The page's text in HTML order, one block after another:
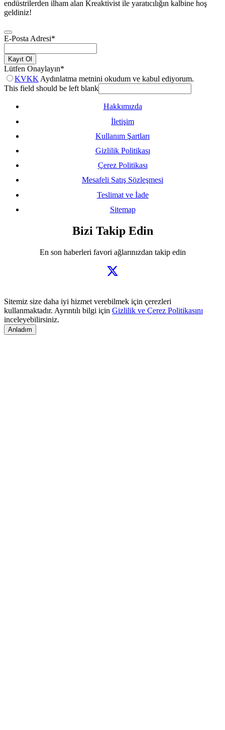
endüstrilerden ilham alan Kreaktivist ile yaratıcılığın kalbine hoş
geldiniz!
E-Posta Adresi*
Kayıt Ol
Lütfen Onaylayın*
KVKK Aydınlatma metnini okudum ve kabul ediyorum.
This field should be left blank
Hakkımızda
İletişim
Kullanım Şartları
Gizlilik Politikası
Çerez Politikası
Mesafeli Satış Sözleşmesi
Teslimat ve İade
Sitemap
Bizi Takip Edin
En son haberleri favori ağlarınızdan takip edin
Sitemiz size daha iyi hizmet verebilmek için çerezleri
kullanmaktadır. Ayrıntılı bilgi için Gizlilik ve Çerez Politikasını
inceleyebilirsiniz.
Anladım